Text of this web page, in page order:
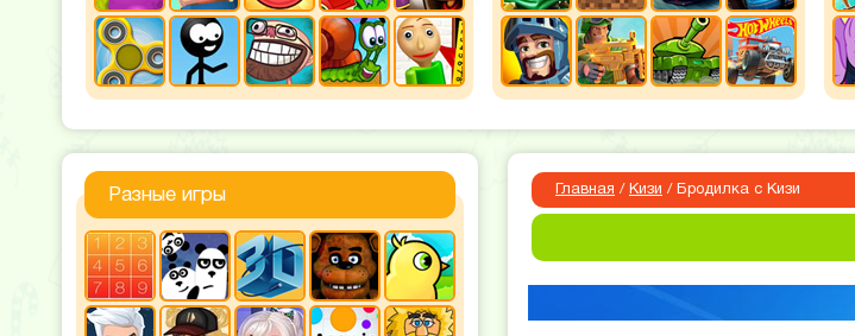
Разные игры Главная / Кизи / Бродилка с Кизи